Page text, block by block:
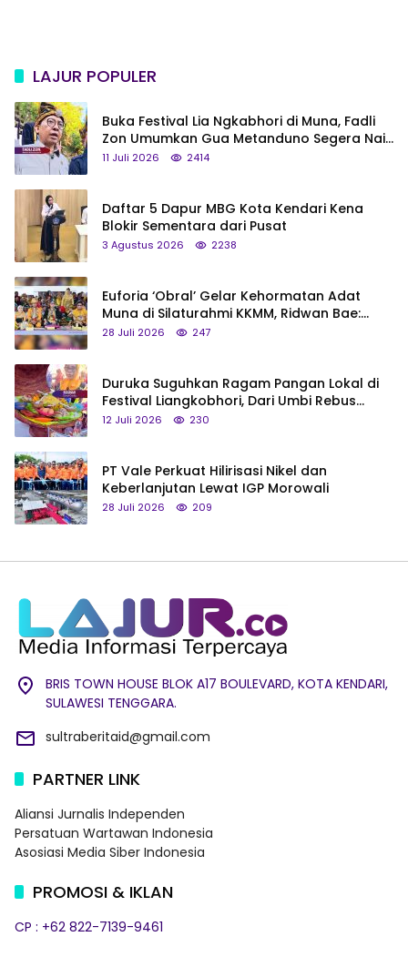
LAJUR POPULER
Buka Festival Lia Ngkabhori di Muna, Fadli
Zon Umumkan Gua Metanduno Segera Naik
Status Jadi Cagar Budaya Nasional
11 Juli 2026 2414
Daftar 5 Dapur MBG Kota Kendari Kena
Blokir Sementara dari Pusat
3 Agustus 2026 2238
Euforia ‘Obral’ Gelar Kehormatan Adat
Muna di Silaturahmi KKMM, Ridwan Bae:
Saya Bukan Tipe Begitu, Belum Pantas!
28 Juli 2026 247
Duruka Suguhkan Ragam Pangan Lokal di
Festival Liangkobhori, Dari Umbi Rebus
hingga Tumpeng Beras Muna
12 Juli 2026 230
PT Vale Perkuat Hilirisasi Nikel dan
Keberlanjutan Lewat IGP Morowali
28 Juli 2026 209
BRIS TOWN HOUSE BLOK A17 BOULEVARD, KOTA KENDARI,
SULAWESI TENGGARA.
sultraberitaid@gmail.com
PARTNER LINK
Aliansi Jurnalis Independen
Persatuan Wartawan Indonesia
Asosiasi Media Siber Indonesia
PROMOSI & IKLAN
CP : +62 822-7139-9461